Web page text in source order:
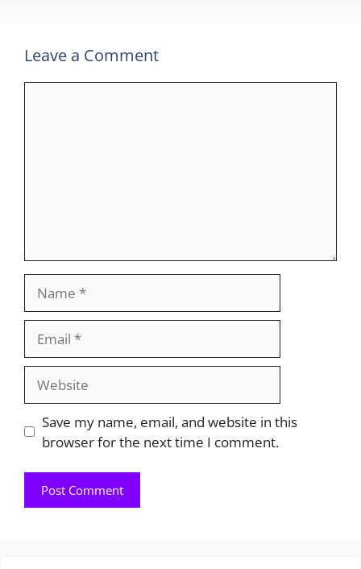
Leave a Comment
Website
Save my name, email, and website in this
browser for the next time I comment.